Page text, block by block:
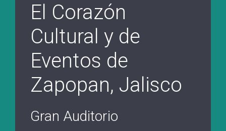
El Corazón
Cultural y de
Eventos de
Zapopan, Jalisco
Gran Auditorio